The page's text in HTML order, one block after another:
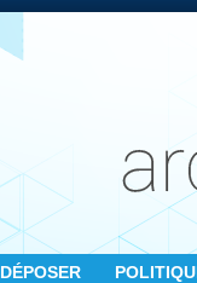
DÉPOSER